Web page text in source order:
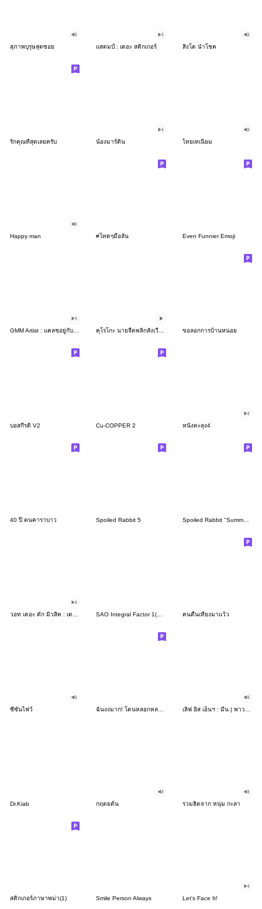
สุภาพบุรุษสุดซอย แสตมป์ : เดอะ สติกเกอร์ สิงโต นำโชค
รักคุณที่สุดเลยครับ น้องมาร์ติน ไทยเทเนียม
Happy man #โทดๆมือลั่น Even Funnier Emoji
GMM Artist : แคลชอยู่กับพวกเราตลอดไป คุโรโกะ นายจืดพลิกสังเวียนบาส ขอลอกการบ้านหน่อย
บอสกีรติ V2 Cu-COPPER 2 หนังตะลุง4
40 ปี ฅนคาราบาว Spoiled Rabbit 5 Spoiled Rabbit "Summer!!"
วอท เดอะ ดัก มิวสิค : เดอะ ทอย SAO Integral Factor 1(EN) คนตื่นเที่ยงมาแว้ว
ซีซั่นไฟว์
Dr.Kiab กฤตยต้น รวมฮิตจาก หนุ่ม กะลา
สติกเกอร์ภาษาพม่า(1) Smile Person Always Let's Face It!